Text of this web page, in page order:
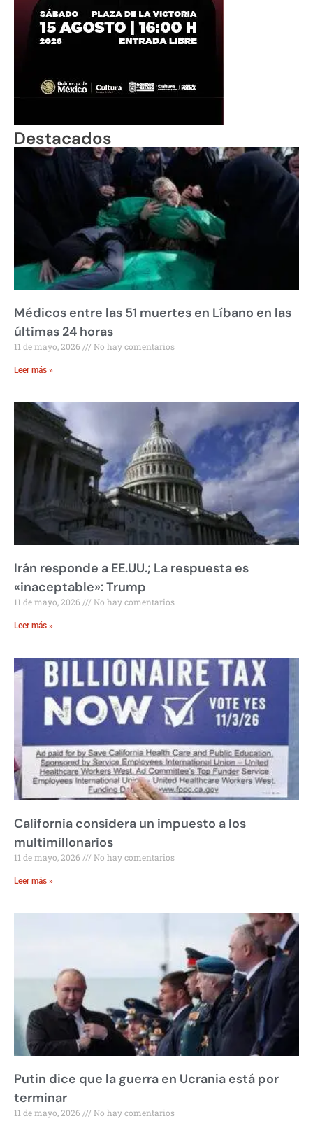
Destacados
Médicos entre las 51 muertes en Líbano en las
últimas 24 horas
11 de mayo, 2026 No hay comentarios
Leer más »
Irán responde a EE.UU.; La respuesta es
«inaceptable»: Trump
11 de mayo, 2026 No hay comentarios
Leer más »
California considera un impuesto a los
multimillonarios
11 de mayo, 2026 No hay comentarios
Leer más »
Putin dice que la guerra en Ucrania está por
terminar
11 de mayo, 2026 No hay comentarios